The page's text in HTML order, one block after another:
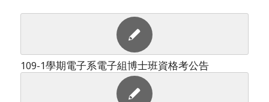
109-1學期電子系電子組博士班資格考公告